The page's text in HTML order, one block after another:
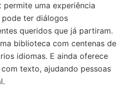
uma experiência
pode ter diálogos
queridos que já partiram.
biblioteca com centenas de
idiomas. E ainda oferece
texto, ajudando pessoas